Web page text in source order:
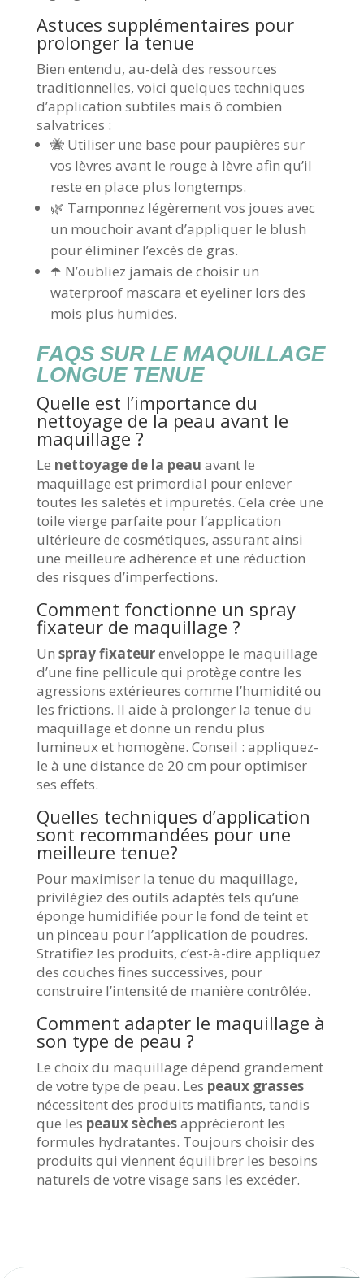
Astuces supplémentaires pour
prolonger la tenue
Bien entendu, au-delà des ressources
traditionnelles, voici quelques techniques
d’application subtiles mais ô combien
salvatrices :
🐝 Utiliser une base pour paupières sur
vos lèvres avant le rouge à lèvre afin qu’il
reste en place plus longtemps.
🌿 Tamponnez légèrement vos joues avec
un mouchoir avant d’appliquer le blush
pour éliminer l’excès de gras.
☂️ N’oubliez jamais de choisir un
waterproof mascara et eyeliner lors des
mois plus humides.
FAQS SUR LE MAQUILLAGE
LONGUE TENUE
Quelle est l’importance du
nettoyage de la peau avant le
maquillage ?
Le nettoyage de la peau avant le
maquillage est primordial pour enlever
toutes les saletés et impuretés. Cela crée une
toile vierge parfaite pour l’application
ultérieure de cosmétiques, assurant ainsi
une meilleure adhérence et une réduction
des risques d’imperfections.
Comment fonctionne un spray
fixateur de maquillage ?
Un spray fixateurenveloppe le maquillage
d’une fine pellicule qui protège contre les
agressions extérieures comme l’humidité ou
les frictions. Il aide à prolonger la tenue du
maquillage et donne un rendu plus
lumineux et homogène. Conseil : appliquez-
le à une distance de 20 cm pour optimiser
ses effets.
Quelles techniques d’application
sont recommandées pour une
meilleure tenue?
Pour maximiser la tenue du maquillage,
privilégiez des outils adaptés tels qu’une
éponge humidifiée pour le fond de teint et
un pinceau pour l’application de poudres.
Stratifiez les produits, c’est-à-dire appliquez
des couches fines successives, pour
construire l’intensité de manière contrôlée.
Comment adapter le maquillage à
son type de peau ?
Le choix du maquillage dépend grandement
de votre type de peau. Les peaux grasses
nécessitent des produits matifiants, tandis
que les peaux sèchesapprécieront les
formules hydratantes. Toujours choisir des
produits qui viennent équilibrer les besoins
naturels de votre visage sans les excéder.